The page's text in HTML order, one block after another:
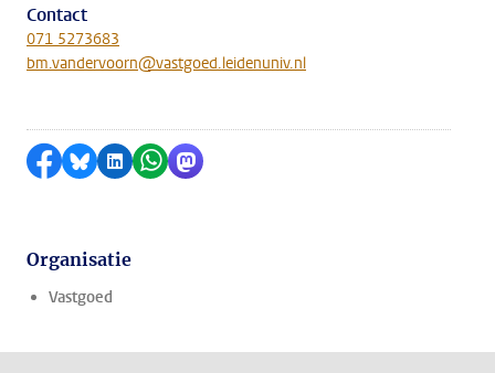
Contact
071 5273683
bm.vandervoorn@vastgoed.leidenuniv.nl
Delen op Facebook
Delen via Bluesky
Delen op LinkedIn
Delen via WhatsApp
Delen via Mastodon
Organisatie
Vastgoed